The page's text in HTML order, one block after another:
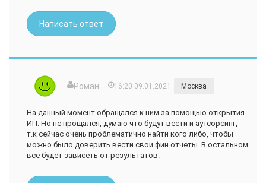
Написать ответ
Роман 16:20 09.01.2021 Москва
На данный момент обращался к ним за помощью открытия
ИП. Но не прощался, думаю что будут вести и аутсорсинг,
т.к сейчас очень проблематично найти кого либо, чтобы
можно было доверить вести свои фин.отчеты. В остальном
все будет зависеть от результатов.